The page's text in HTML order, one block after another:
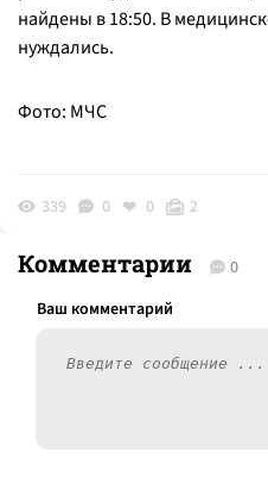
найдены в 18:50. В
нуждались.
Фото: МЧС
339 0 0 2
Комментарии 0